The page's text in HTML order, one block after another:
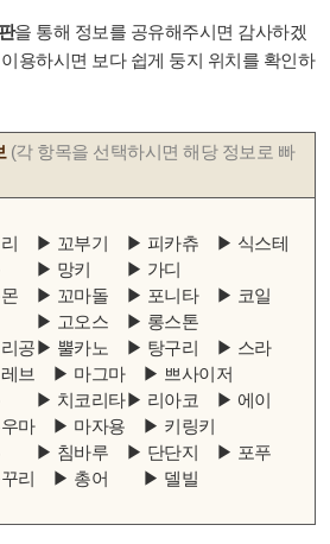
을 통해 정보를 공유해주시면 감사하겠
용하시면 보다 쉽게 둥지 위치를 확인하
(각 항목을 선택하시면 해당 정보로 빠
▶ 꼬부기 ▶ 피카츄
▶ 식스테
▶ 망키
▶ 가디
▶ 꼬마돌 ▶ 포니타▶ 코일
▶ 고오스 ▶ 롱스톤
공▶ 뿔카노 ▶ 탕구리 ▶ 스라
브 ▶ 마그마▶ 쁘사이저
▶ 치코리타▶ 리아코 ▶ 에이
마▶ 마자용 ▶ 키링키
▶ 침바루 ▶ 단단지 ▶ 포푸
리 ▶ 총어 ▶ 델빌